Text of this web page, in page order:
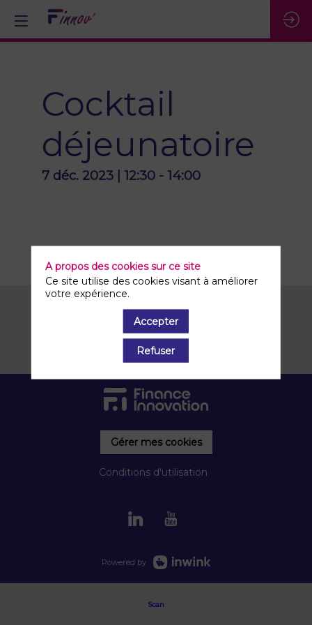
Cocktail
déjeunatoire
7 déc. 2023 12:30 - 14:00
Gérer mes cookies
Conditions d'utilisation
Powered by
Scan
A propos des cookies sur ce site
Ce site utilise des cookies visant à améliorer
votre expérience.
Accepter
Refuser